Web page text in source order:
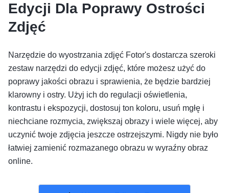
Edycji Dla Poprawy Ostrości
Zdjęć
Narzędzie do wyostrzania zdjęć Fotor's dostarcza szeroki
zestaw narzędzi do edycji zdjęć, które możesz użyć do
poprawy jakości obrazu i sprawienia, że będzie bardziej
klarowny i ostry. Użyj ich do regulacji oświetlenia,
kontrastu i ekspozycji, dostosuj ton koloru, usuń mgłę i
niechciane rozmycia, zwiększaj obrazy i wiele więcej, aby
uczynić twoje zdjęcia jeszcze ostrzejszymi. Nigdy nie było
łatwiej zamienić rozmazanego obrazu w wyraźny obraz
online.